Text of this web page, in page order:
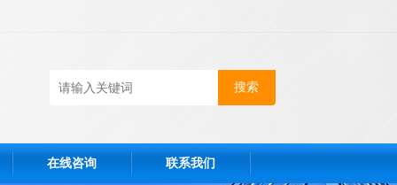
在线咨询 联系我们